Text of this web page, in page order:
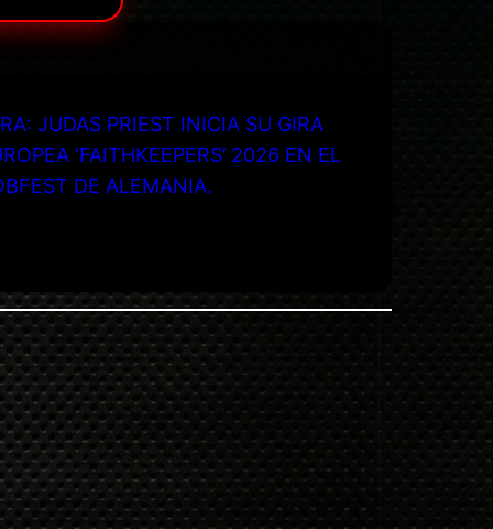
JUDAS PRIEST INICIA SU GIRA
‘FAITHKEEPERS’ 2026 EN EL
DE ALEMANIA.